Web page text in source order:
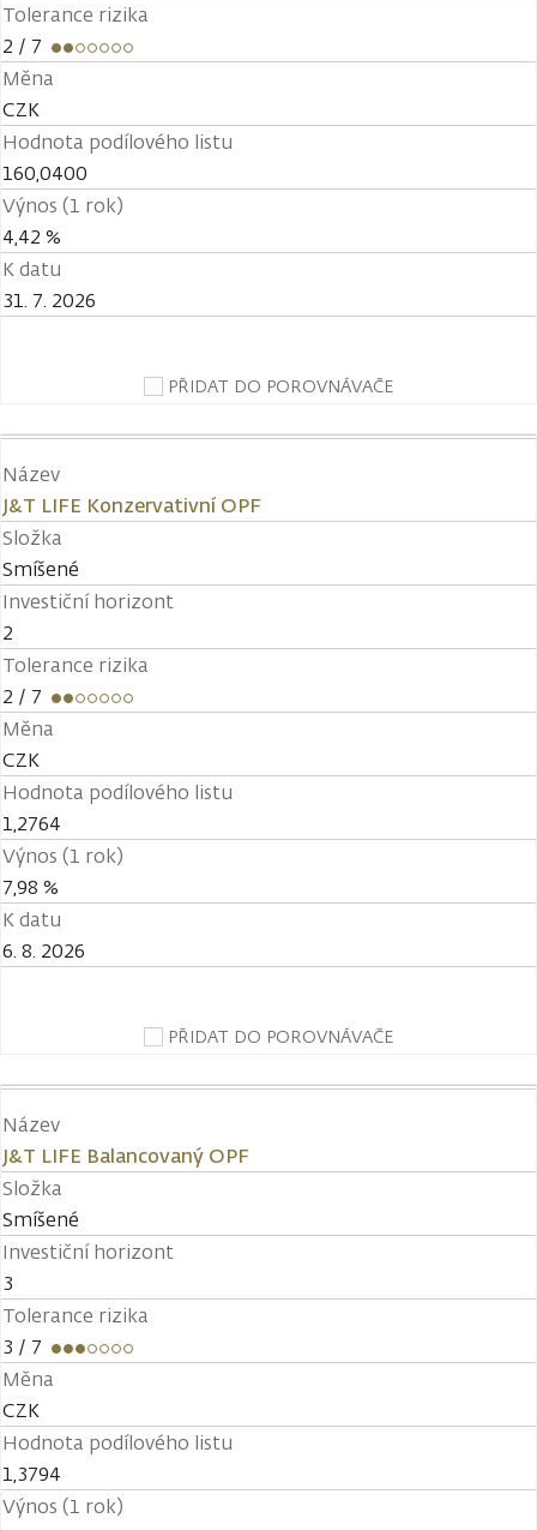
Tolerance rizika
2 / 7
Měna
CZK
Hodnota podílového listu
160,0400
Výnos (1 rok)
4,42 %
K datu
31. 7. 2026
PŘIDAT DO POROVNÁVAČE
Název
J&T LIFE Konzervativní OPF
Složka
Smíšené
Investiční horizont
2
Tolerance rizika
2 / 7
Měna
CZK
Hodnota podílového listu
1,2764
Výnos (1 rok)
7,98 %
K datu
6. 8. 2026
PŘIDAT DO POROVNÁVAČE
Název
J&T LIFE Balancovaný OPF
Složka
Smíšené
Investiční horizont
3
Tolerance rizika
3 / 7
Měna
CZK
Hodnota podílového listu
1,3794
Výnos (1 rok)